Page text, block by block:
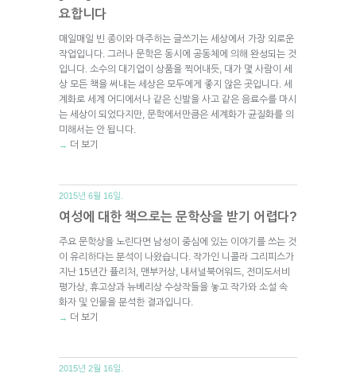
요합니다
매일매일 빈 종이와 마주하는 글쓰기는 세상에서 가장 외로운
작업입니다. 그러나 문학은 동시에 공동체에 의해 완성되는 것
입니다. 소수의 대기업이 상품을 찍어내듯, 대가 몇 사람이 세
상 모든 책을 써내는 세상은 모두에게 좋지 않은 곳입니다. 세
계화로 세계 어디에서나 같은 신발을 사고 같은 음료수를 마시
는 세상이 되었다지만, 문학에서만큼은 세계화가 균질화를 의
미해서는 안 됩니다.
→ 더 보기
2015년 6월 16일.
여성에 대한 책으로는 문학상을 받기 어렵다?
주요 문학상을 노린다면 남성이 중심에 있는 이야기를 쓰는 것
이 유리하다는 분석이 나왔습니다. 작가인 니콜라 그리피스가
지난 15년간 퓰리처, 맨부커상, 내셔널북어워드, 전미도서비
평가상, 휴고상과 뉴베리상 수상작들을 놓고 작가와 소설 속
화자 및 인물을 분석한 결과입니다.
→ 더 보기
2015년 2월 16일.